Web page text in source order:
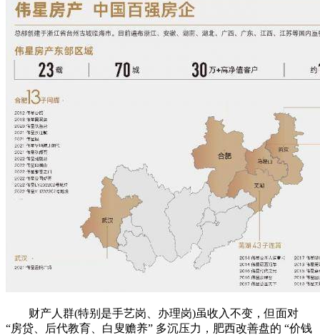
财产人群(特别是手艺岗、办理岗)虽收入不变，但面对
“房贷、后代教育、白叟赡养” 多沉压力，肥西改善盘的 “价钱